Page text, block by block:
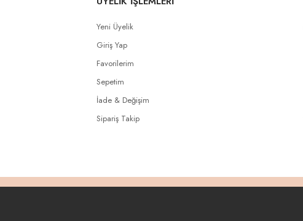
Yeni Üyelik
Giriş Yap
Favorilerim
Sepetim
İade & Değişim
Sipariş Takip